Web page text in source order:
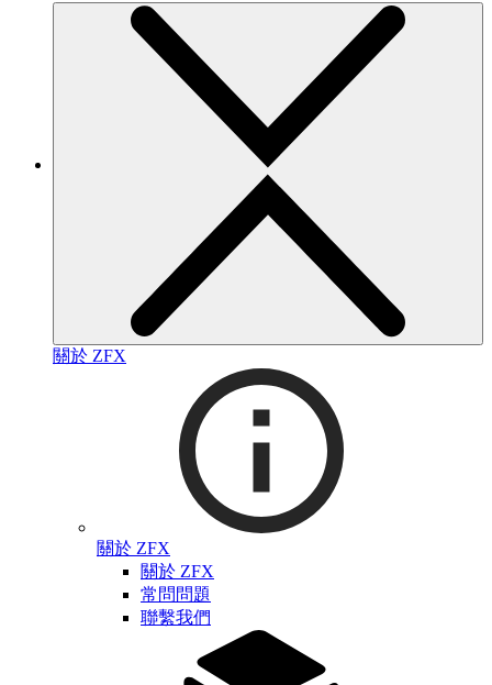
關於 ZFX
關於 ZFX
關於 ZFX
常問問題
聯繫我們